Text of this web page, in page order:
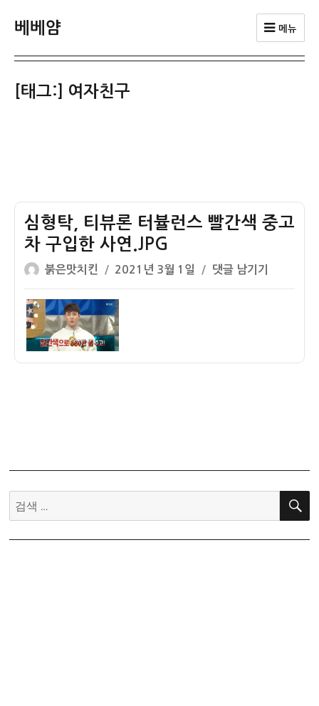
베베얌 메뉴
[태그:] 여자친구
심형탁, 티뷰론 터뷸런스 빨간색 중고
차 구입한 사연.JPG
글
쓴
이
붉은맛치킨
작
성
일
자
2021년 3월 1일
심
형
고
댓글 남기기
검
색:
검